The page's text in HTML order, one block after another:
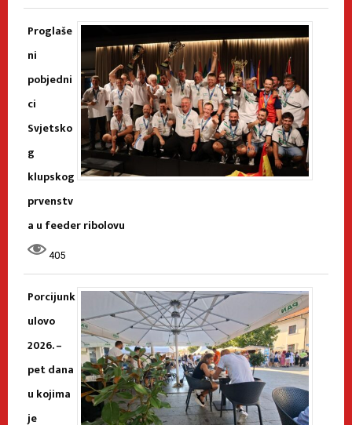
Proglaše
ni
pobjedni
ci
Svjetsko
g
klupskog
prvenstv
a u feeder ribolovu
405
Porcijunk
ulovo
2026. –
pet dana
u kojima
je